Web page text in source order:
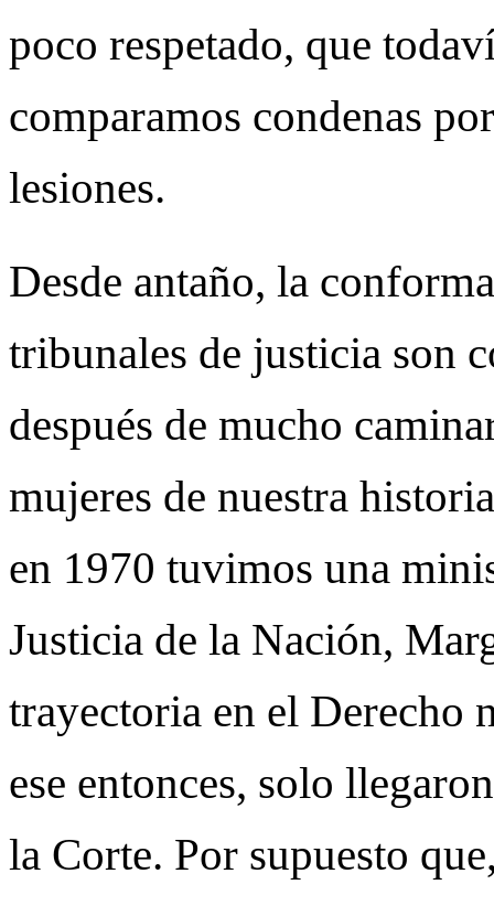
poco respetado, que
comparamos condenas
lesiones.
Desde antaño, la
tribunales de justicia son
después de mucho
mujeres de nuestra
en 1970 tuvimos una
Justicia de la Nación,
trayectoria en el Derecho
ese entonces, solo
la Corte. Por supuesto